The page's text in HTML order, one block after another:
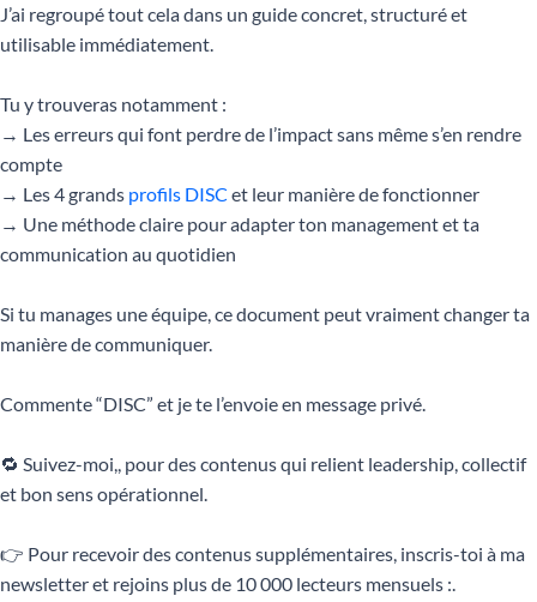
J’ai regroupé tout cela dans un guide concret, structuré et
utilisable immédiatement.
Tu y trouveras notamment :
→ Les erreurs qui font perdre de l’impact sans même s’en rendre
compte
→ Les 4 grands profils DISC et leur manière de fonctionner
→ Une méthode claire pour adapter ton management et ta
communication au quotidien
Si tu manages une équipe, ce document peut vraiment changer ta
manière de communiquer.
Commente “DISC” et je te l’envoie en message privé.
🔁 Suivez-moi,, pour des contenus qui relient leadership, collectif
et bon sens opérationnel.
👉 Pour recevoir des contenus supplémentaires, inscris-toi à ma
newsletter et rejoins plus de 10 000 lecteurs mensuels :.